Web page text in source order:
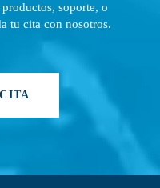
productos, soporte, o
tu cita con nosotros.